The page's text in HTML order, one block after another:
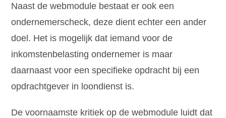
Naast de webmodule bestaat er ook een
ondernemerscheck, deze dient echter een ander
doel. Het is mogelijk dat iemand voor de
inkomstenbelasting ondernemer is maar
daarnaast voor een specifieke opdracht bij een
opdrachtgever in loondienst is.
De voornaamste kritiek op de webmodule luidt dat